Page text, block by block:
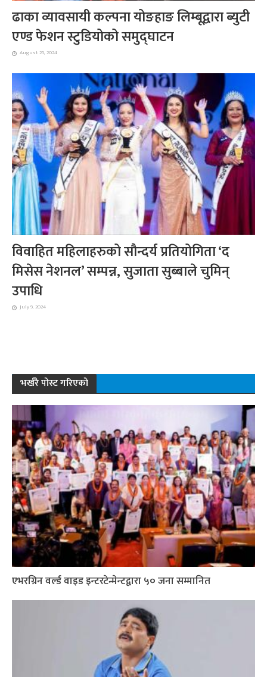
ढाका व्यावसायी कल्पना योङहाङ लिम्बूद्वारा ब्युटी
एण्ड फेशन स्टुडियोको समुद्घाटन
August 25, 2024
विवाहित महिलाहरुको सौन्दर्य प्रतियोगिता ‘द
मिसेस नेशनल’ सम्पन्न, सुजाता सुब्बाले चुमिन्
उपाधि
July 9, 2024
भर्खरै पोस्ट गरिएको
एभरग्रिन वर्ल्ड वाइड इन्टरटेन्मेन्टद्वारा ५० जना सम्मानित